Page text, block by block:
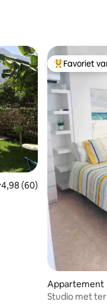
beoordeling
4,98 (60)
Topfavoriet
Favoriet
Appartement
Studio met